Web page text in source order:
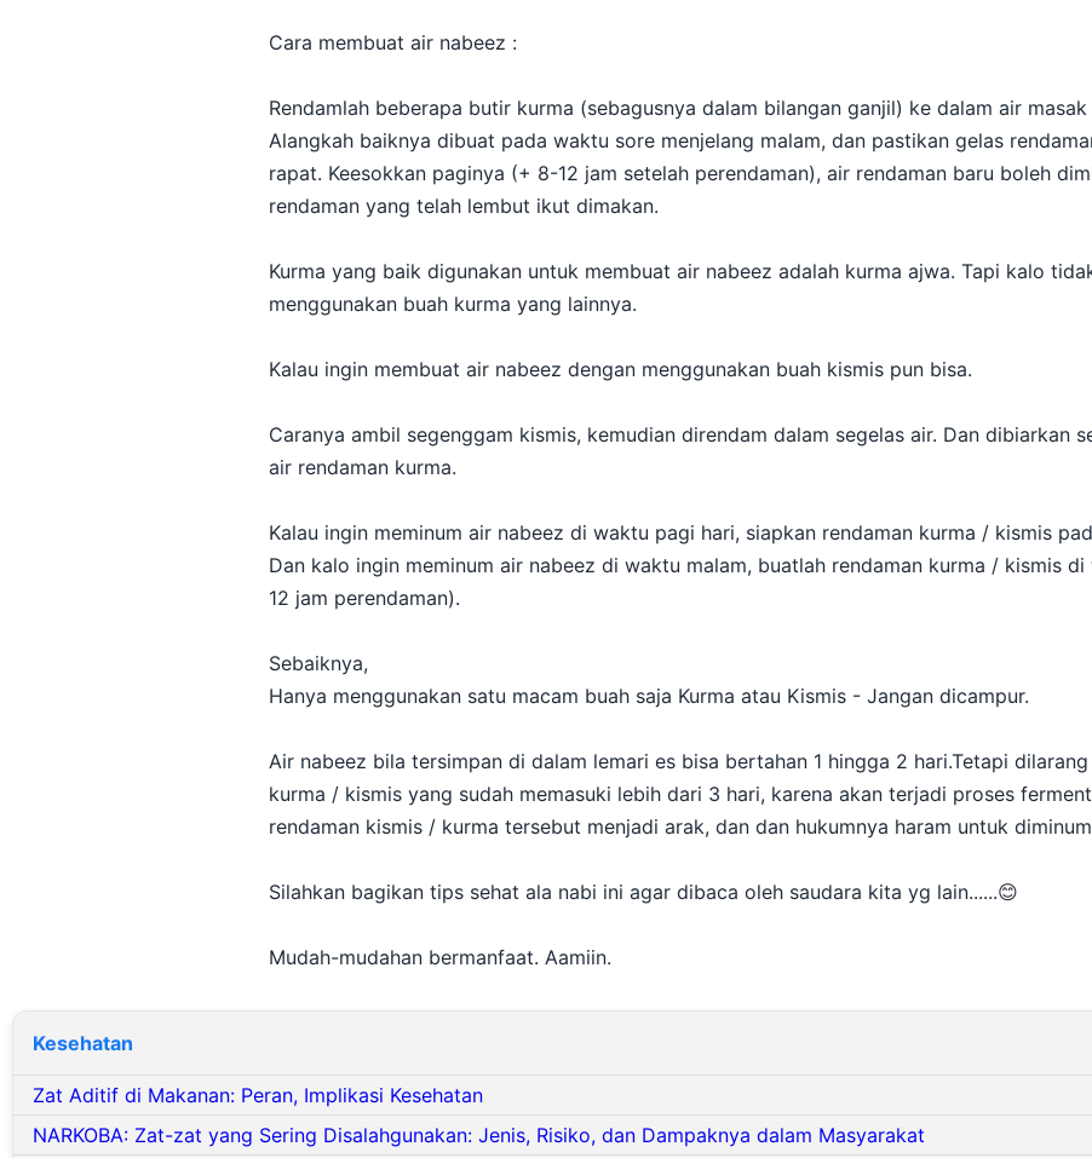
Cara membuat air nabeez :
Rendamlah beberapa butir kurma (sebagusnya dalam bilangan ganjil) ke dalam air
Alangkah baiknya dibuat pada waktu sore menjelang malam, dan pastikan gelas
rapat. Keesokkan paginya (+ 8-12 jam setelah perendaman), air rendaman baru boleh
rendaman yang telah lembut ikut dimakan.
Kurma yang baik digunakan untuk membuat air nabeez adalah kurma ajwa. Tapi kalo
menggunakan buah kurma yang lainnya.
Kalau ingin membuat air nabeez dengan menggunakan buah kismis pun bisa.
Caranya ambil segenggam kismis, kemudian direndam dalam segelas air. Dan dibiarkan
air rendaman kurma.
Kalau ingin meminum air nabeez di waktu pagi hari, siapkan rendaman kurma / kismis
Dan kalo ingin meminum air nabeez di waktu malam, buatlah rendaman kurma / kismis
12 jam perendaman).
Sebaiknya,
Hanya menggunakan satu macam buah saja Kurma atau Kismis - Jangan dicampur.
Air nabeez bila tersimpan di dalam lemari es bisa bertahan 1 hingga 2 hari.Tetapi
kurma / kismis yang sudah memasuki lebih dari 3 hari, karena akan terjadi proses
rendaman kismis / kurma tersebut menjadi arak, dan dan hukumnya haram untuk
Silahkan bagikan tips sehat ala nabi ini agar dibaca oleh saudara kita yg lain......😊
Mudah-mudahan bermanfaat. Aamiin.
Kesehatan
Zat Aditif di Makanan: Peran, Implikasi Kesehatan
NARKOBA: Zat-zat yang Sering Disalahgunakan: Jenis, Risiko, dan Dampaknya dalam Masyarakat